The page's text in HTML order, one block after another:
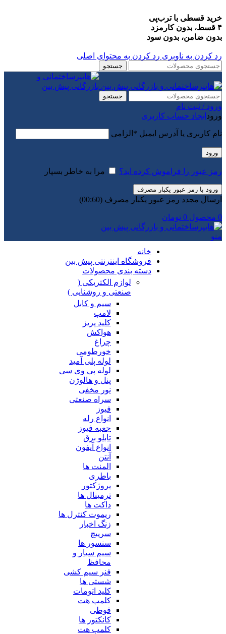
خرید قسطی با ترب‌پی
۴ قسط، بدون کارمزد
بدون ضامن، بدون سود
رد کردن به ناوبری رد کردن به محتوای اصلی
جستجو
جستجو
ورود / ثبت نام
ورود ایجاد حساب کاربری
نام کاربری یا آدرس ایمیل * الزامی
ورود
رمز عبور را فراموش کرده اید؟ مرا به خاطر بسپار
ورود با رمز عبور یکبار مصرف
ارسال مجدد رمز عبور یکبار مصرف (00:
60
)
0 محصول 0 تومان
منو
خانه
فروشگاه اینترنتی پیش بین
دسته بندی محصولات
لوازم الکتریکی (
صنعتی و روشنایی )
سیم و کابل
لامپ
کلید پریز
هواکش
چراغ
خورطومی
لوله پلی آمید
لوله پی وی سی
پنل و هالوژن
نور مخفی
سراه صنعتی
فیوز
انواع رله
جعبه فیوز
تابلو برق
انواع آیفون
آنتن
المنت ها
باطری
پروژکتور
ترمینال ها
داکت ها
ریموت کنترل ها
زنگ اخبار
سرپیچ
سنسور ها
سیم سیار و
محافظ
فنر سیم کشی
شستی ها
کلید اتومات
کلمپ هت
قوطی
کانکتور ها
کلمپ هت